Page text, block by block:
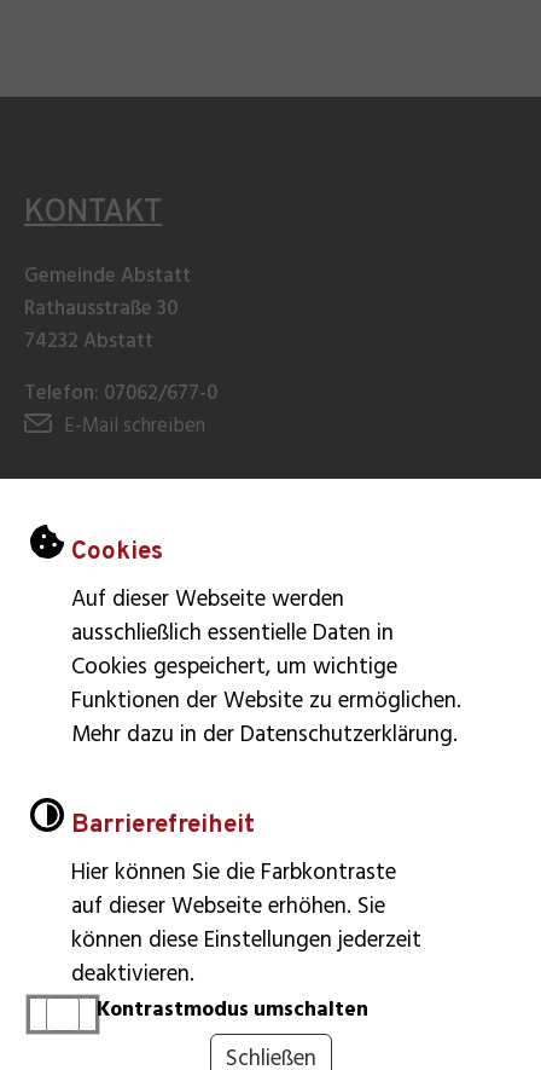
Einstellungen zu Cookies und
Cookies
Auf dieser Webseite werden
ausschließlich essentielle Daten in
Cookies gespeichert, um wichtige
Funktionen der Website zu ermöglichen.
Mehr dazu in der Datenschutzerklärung.
Barrierefreiheit
Hier können Sie die Farbkontraste
auf dieser Webseite erhöhen. Sie
können diese Einstellungen jederzeit
deaktivieren.
Kontrastmodus umschalten
Schließen
KONTAKT
Gemeinde Abstatt
Rathausstraße 30
74232 Abstatt
Telefon: 07062/677-0
E-Mail schreiben
ÖFFNUNGSZEITEN
Montag – Freitag: 8:30 – 12:00
Dienstag: 14:00 – 18:00
Donnerstag: 14:00 – 16:00
Impressum
Barrierefreiheit
Datenschutzerklärung
Gebärdensprache
Barrierefreie Ansicht